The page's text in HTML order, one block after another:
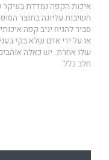
איכות הקפה נמדדת בעיקר
חשיבות עליונה בתוצר
סביר להניח יניב קפה
או על ידי אדם שלא בקי
שלו אחרת. יש כאלה
חלב כלל.